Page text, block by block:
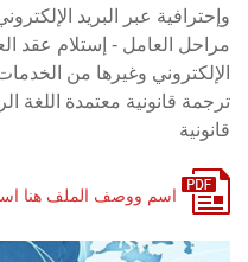
وإحترافية عبر البريد
مراحل العامل - إستلام عقد
الإلكتروني وغيرها من
ترجمة قانونية معتمدة اللغة
قانونية
اسم ووصف الملف هنا